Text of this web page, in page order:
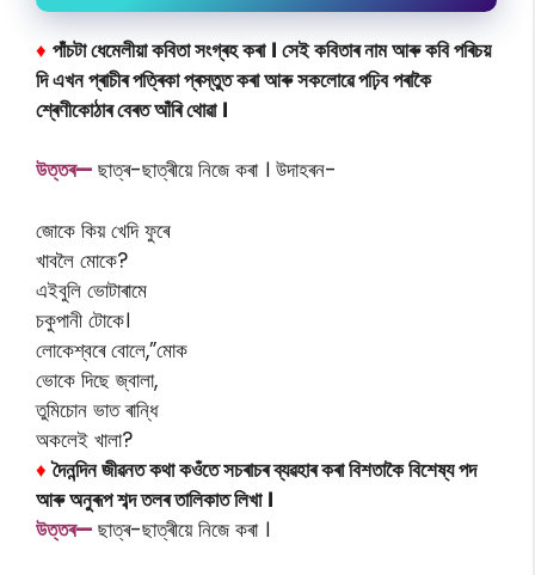
♦ পাঁচটা ধেমেলীয়া কবিতা সংগ্ৰহ কৰা । সেই কবিতাৰ নাম আৰু কবি পৰিচয়
দি এখন প্ৰাচীৰ পত্ৰিকা প্ৰস্তুত কৰা আৰু সকলোৱে পঢ়িব পৰাকৈ
শ্ৰেণীকোঠাৰ বেৰত আঁৰি থোৱা ।
উত্তৰ— ছাত্ৰ-ছাত্ৰীয়ে নিজে কৰা । উদাহৰন-
জোকে কিয় খেদি ফুৰে
খাবলৈ মোকে?
এইবুলি ভোটাৰামে
চকুপানী টোকে।
লোকেশ্বৰে বোলে,”মোক
ভোকে দিছে জ্বালা,
তুমিচোন ভাত ৰান্ধি
অকলেই খালা?
♦ দৈনন্দিন জীৱনত কথা কওঁতে সচৰাচৰ ব্যৱহাৰ কৰা বিশতাকৈ বিশেষ্য পদ
আৰু অনুৰূপ শব্দ তলৰ তালিকাত লিখা ।
উত্তৰ— ছাত্ৰ-ছাত্ৰীয়ে নিজে কৰা ।